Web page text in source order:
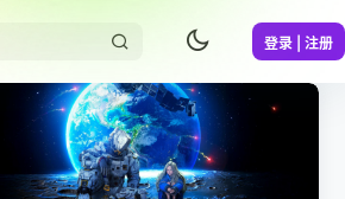
登录 | 注册